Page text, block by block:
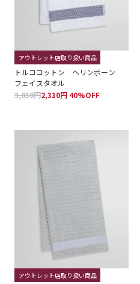
アウトレット店取り扱い商品
トルココットン ヘリンボーン
フェイスタオル
3,850円2,310円 40%OFF
アウトレット店取り扱い商品